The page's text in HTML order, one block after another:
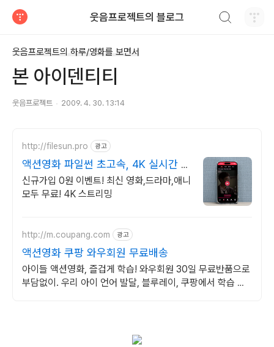
웃음프로젝트의 블로그
웃음프로젝트의 하루/영화를 보면서
본 아이덴티티
웃음프로젝트 2009. 4. 30. 13:14
http://filesun.pro 광고
액션영화 파일썬 초고속, 4K 실시간 보
기!
신규가입 0원 이벤트! 최신 영화,드라마,애니
모두 무료! 4K 스트리밍
http://m.coupang.com 광고
액션영화 쿠팡 와우회원 무료배송
아이들 액션영화, 즐겁게 학습! 와우회원 30일 무료반품으로
부담없이. 우리 아이 언어 발달, 블루레이, 쿠팡에서 학습 콘